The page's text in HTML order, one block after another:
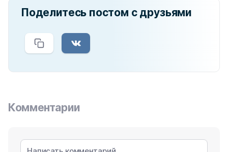
Поделитесь постом с друзьями
Комментарии